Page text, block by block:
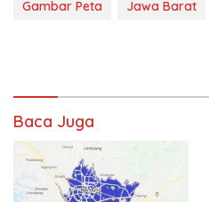
Gambar Peta Jawa Barat
Baca Juga